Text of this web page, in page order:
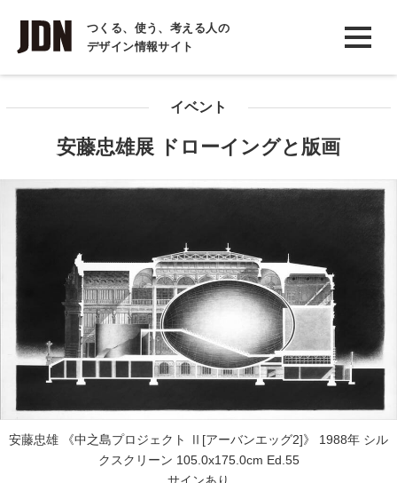
つくる、使う、考える人の
デザイン情報サイト
INTERVIEW
インタビュー
イベント
安藤忠雄展 ドローイングと版画
安藤忠雄 《中之島プロジェクト Ⅱ[アーバンエッグ2]》 1988年 シル
クスクリーン 105.0x175.0cm Ed.55